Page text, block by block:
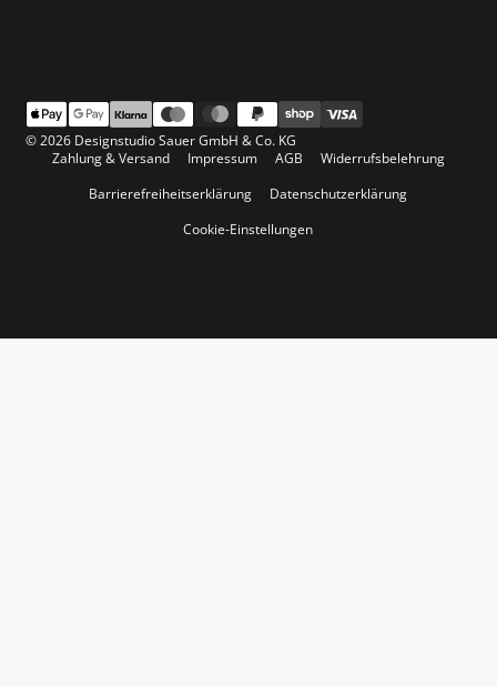
© 2026 Designstudio Sauer GmbH & Co. KG
Zahlung & Versand
Impressum AGB
Widerrufsbelehrung
Barrierefreiheitserklärung
Datenschutzerklärung
Cookie-Einstellungen